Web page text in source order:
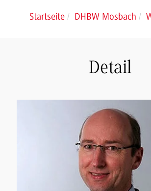
Startseite DHBW Mosbach
Detail